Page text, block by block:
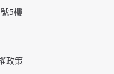
5樓
政策